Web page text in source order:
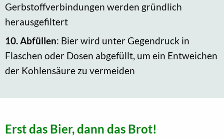
Gerbstoffverbindungen werden gründlich
herausgefiltert
10.Abfüllen: Bier wird unter Gegendruck in
Flaschen oder Dosen abgefüllt, um ein Entweichen
der Kohlensäure zu vermeiden
Erst das Bier, dann das Brot!